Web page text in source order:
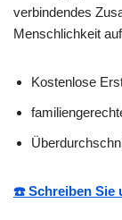
verbindendes
Menschlichkeit
Kostenlose
☎️ Schreiben Sie